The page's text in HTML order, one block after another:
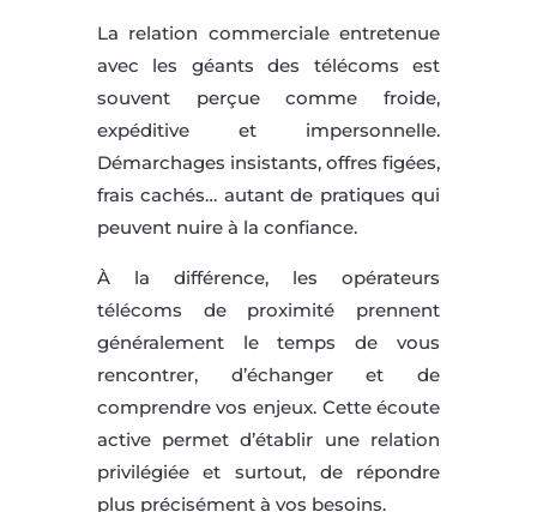
La relation commerciale entretenue
avec les géants des télécoms est
souvent perçue comme froide,
expéditive et impersonnelle.
Démarchages insistants, offres figées,
frais cachés… autant de pratiques qui
peuvent nuire à la confiance.
À la différence, les opérateurs
télécoms de proximité prennent
généralement le temps de vous
rencontrer, d’échanger et de
comprendre vos enjeux. Cette écoute
active permet d’établir une relation
privilégiée et surtout, de répondre
plus précisément à vos besoins.